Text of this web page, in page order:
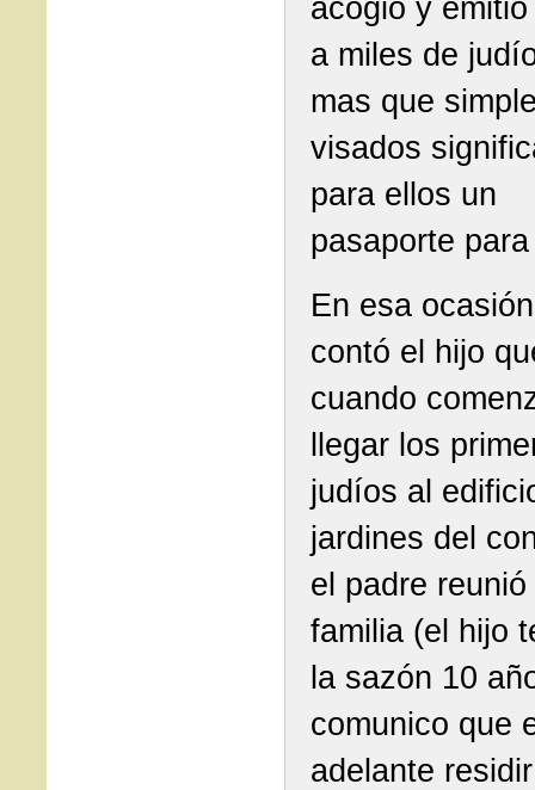
acogió y
a miles de
mas que
visados
para ellos un
pasaporte
En esa
contó el hijo
cuando
llegar los
judíos al
jardines del
el padre
familia (el hijo
la sazón 10
comunico que
adelante